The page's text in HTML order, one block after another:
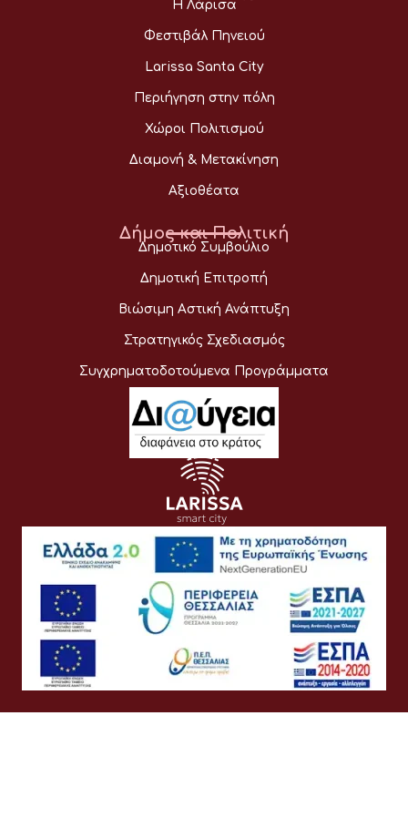
Η Λάρισα
Φεστιβάλ Πηνειού
Larissa Santa City
Περιήγηση στην πόλη
Χώροι Πολιτισμού
Διαμονή & Μετακίνηση
Αξιοθέατα
Δήμος και Πολιτική
Δημοτικό Συμβούλιο
Δημοτική Επιτροπή
Βιώσιμη Αστική Ανάπτυξη
Στρατηγικός Σχεδιασμός
Συγχρηματοδοτούμενα Προγράμματα